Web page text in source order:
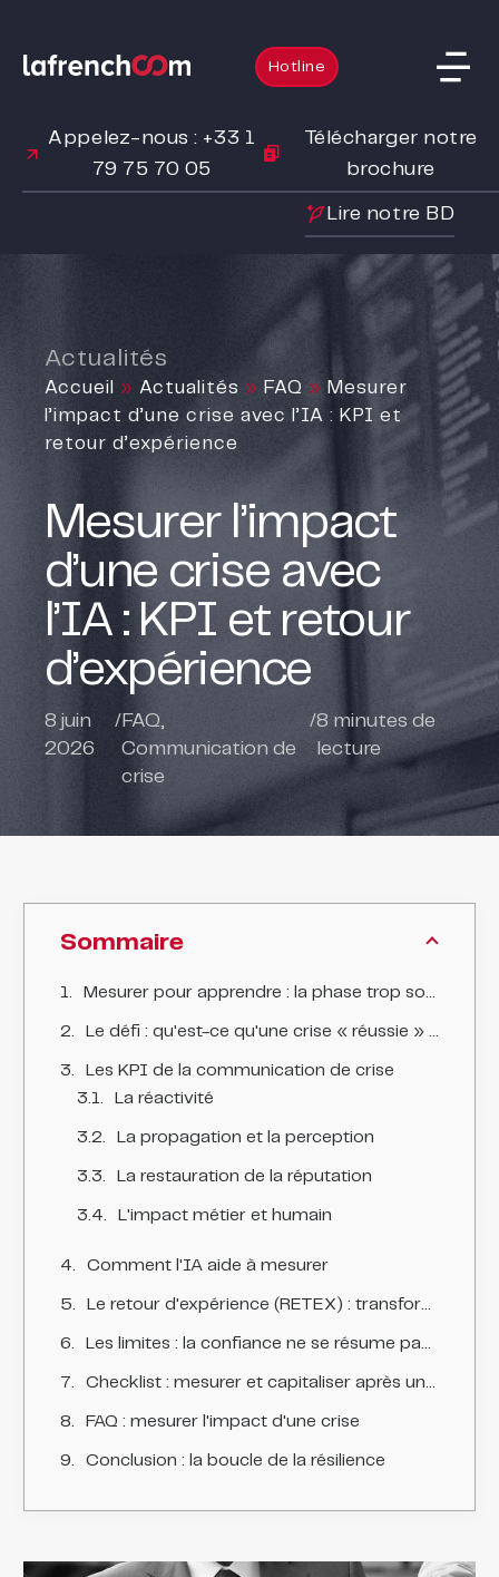
Hotline
Appelez-nous : +33 1
79 75 70 05
Télécharger notre
brochure
Lire notre BD
Actualités
Accueil » Actualités » FAQ » Mesurer
l’impact d’une crise avec l’IA : KPI et
retour d’expérience
Mesurer l’impact
d’une crise avec
l’IA : KPI et retour
d’expérience
8 juin
2026
/FAQ,
Communication de
crise
/8 minutes de
lecture
Sommaire
Mesurer pour apprendre : la phase trop souvent oubliée
Le défi : qu'est-ce qu'une crise « réussie » ?
Les KPI de la communication de crise
La réactivité
La propagation et la perception
La restauration de la réputation
L'impact métier et humain
Comment l'IA aide à mesurer
Le retour d'expérience (RETEX) : transformer la crise en apprentissage
Les limites : la confiance ne se résume pas à un chiffre
Checklist : mesurer et capitaliser après une crise
FAQ : mesurer l'impact d'une crise
Conclusion : la boucle de la résilience